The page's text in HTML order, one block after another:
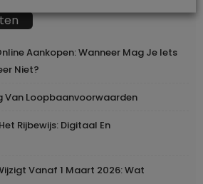
Aankopen: Wanneer Mag Je Iets
Niet?
Van Loopbaanvoorwaarden
Rijbewijs: Digitaal En
Vanaf 1 Maart 2026: Wat